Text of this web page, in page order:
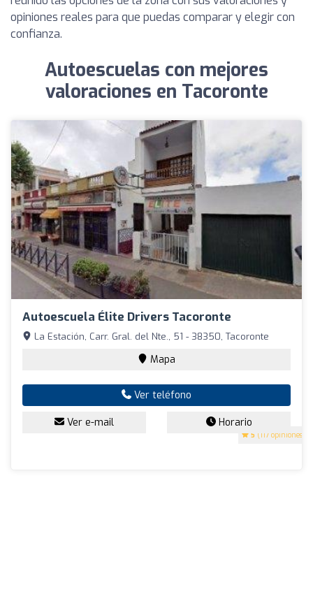
opiniones reales para que puedas comparar y elegir con
confianza.
Autoescuelas con mejores
valoraciones en Tacoronte
Autoescuela Élite Drivers Tacoronte
5 (117 opiniones)
La Estación, Carr. Gral. del Nte., 51 - 38350, Tacoronte
Mapa
Ver teléfono
Ver e-mail Horario